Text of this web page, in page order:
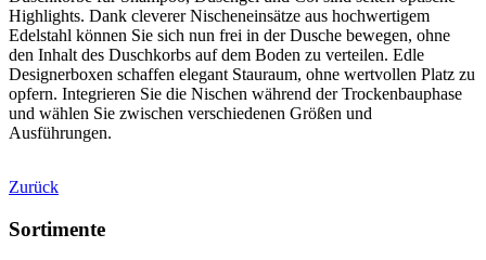
Highlights. Dank cleverer Nischeneinsätze aus hochwertigem
Edelstahl können Sie sich nun frei in der Dusche bewegen, ohne
den Inhalt des Duschkorbs auf dem Boden zu verteilen. Edle
Designerboxen schaffen elegant Stauraum, ohne wertvollen Platz zu
opfern. Integrieren Sie die Nischen während der Trockenbauphase
und wählen Sie zwischen verschiedenen Größen und
Ausführungen.
Zurück
Sortimente